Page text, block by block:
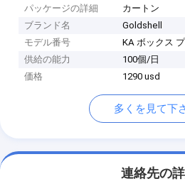
パッケージの詳細
カートン
ブランド名
Goldshell
モデル番号
KA ボックス
供給の能力
100個/日
価格
1290 usd
多くを見て下
連絡先の